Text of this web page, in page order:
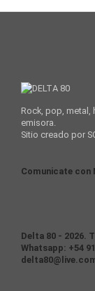
Rock, pop, metal,
emisora.
Sitio creado por
Comunicate con
Delta 80 - 2026.
Whatsapp: +54